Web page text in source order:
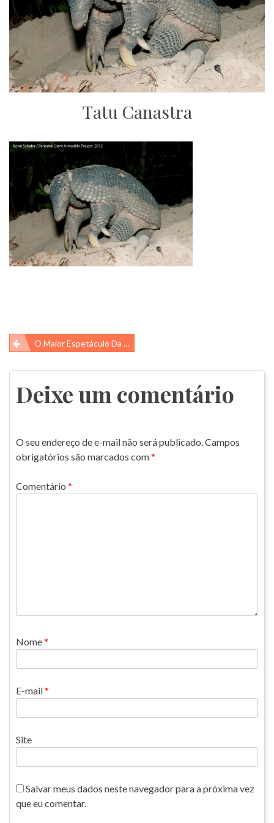
Tatu Canastra
Navegação
de
Post
O Maior Espetáculo Da Terra Está Chegando
Deixe um comentário
O seu endereço de e-mail não será publicado. Campos
obrigatórios são marcados com*
Comentário *
Nome*
E-mail*
Site
Salvar meus dados neste navegador para a próxima vez
que eu comentar.